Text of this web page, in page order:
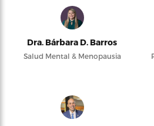
Dra. Bárbara D. Barros
Salud Mental & Menopausia